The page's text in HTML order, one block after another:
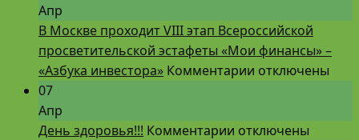
по
14.06.2026
г.
Апр
В Москве проходит VIII этап Всероссийской
просветительской эстафеты «Мои финансы» –
«Азбука инвестора» Комментарии к
Москве
отключены
07
Апр
День здоровья!!! Комментарии котключены